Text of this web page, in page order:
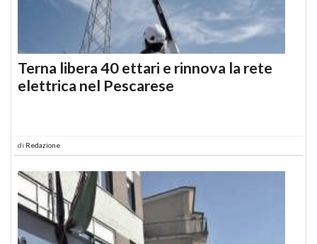
Terna libera 40 ettari e rinnova la rete
elettrica nel Pescarese
di Redazione